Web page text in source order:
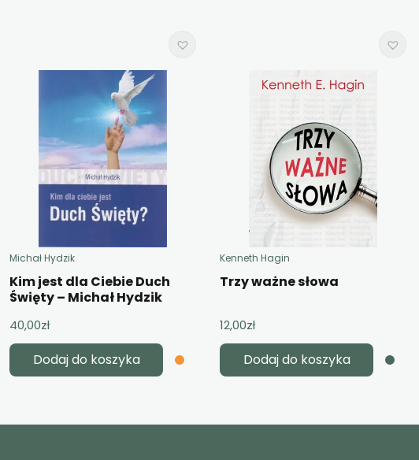
Michał Hydzik
Kim jest dla Ciebie Duch
Święty – Michał Hydzik
40,00zł
Dodaj do koszyka
Kenneth Hagin
Trzy ważne słowa
12,00zł
Dodaj do koszyka